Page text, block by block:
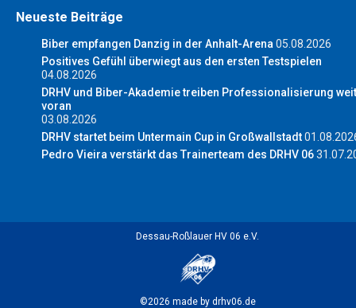
Neueste Beiträge
Biber empfangen Danzig in der Anhalt-Arena 05.08.2026
Positives Gefühl überwiegt aus den ersten Testspielen
04.08.2026
DRHV und Biber-Akademie treiben Professionalisierung
voran
03.08.2026
DRHV startet beim Untermain Cup in Großwallstadt
Pedro Vieira verstärkt das Trainerteam des DRHV 06
Dessau-Roßlauer HV 06 e.V.
©2026 made by drhv06.de